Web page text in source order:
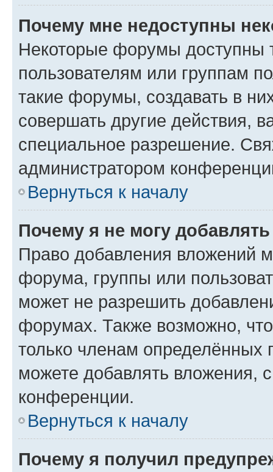
Почему мне недоступны
Некоторые форумы доступны
пользователям или группам
такие форумы, создавать в
совершать другие действия,
специальное разрешение.
администратором
Вернуться к началу
Почему я не могу
Право добавления вложений
форума, группы или
может не разрешить
форумах. Также возможно,
только членам определённых
можете добавлять вложения,
конференции.
Вернуться к началу
Почему я получил